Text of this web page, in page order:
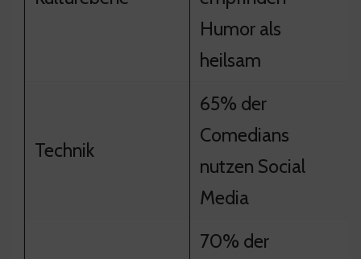
Humor als
heilsam
Technik
65% der
Comedians
nutzen Social
Media
70% der